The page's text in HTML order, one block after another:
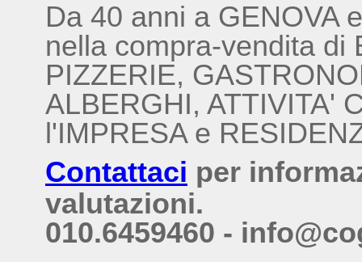
Da 40 anni a GENOVA
nella compra-vendita di
PIZZERIE,
ALBERGHI, ATTIVITA'
l'IMPRESA e
Contattaci per
valutazioni.
010.6459460 -